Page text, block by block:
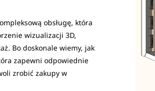
obsługę, która
wizualizacji 3D,
Bo doskonale wiemy, jak
zapewni odpowiednie
zrobić zakupy w